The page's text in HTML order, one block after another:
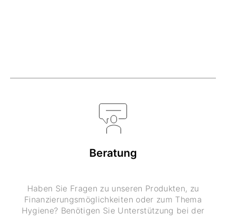
Beratung
Haben Sie Fragen zu unseren Produkten, zu
Finanzierungsmöglichkeiten oder zum Thema
Hygiene? Benötigen Sie Unterstützung bei der